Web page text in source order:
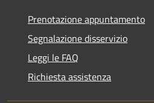
Prenotazione appuntamento
Segnalazione disservizio
Leggi le FAQ
Richiesta assistenza